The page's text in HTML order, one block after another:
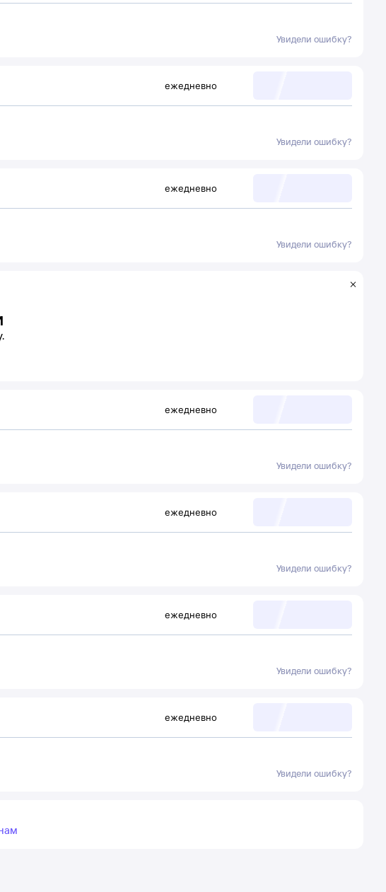
Увидели ошибку?
ежедневно
Увидели ошибку?
ежедневно
Увидели ошибку?
ежедневно
Увидели ошибку?
ежедневно
Увидели ошибку?
ежедневно
Увидели ошибку?
ежедневно
Увидели ошибку?